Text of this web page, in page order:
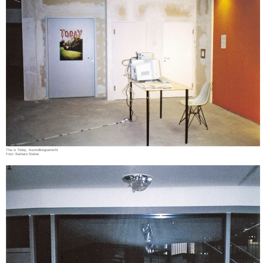
This is Today, Ausstellungsansicht
Foto: Barbara Steiner